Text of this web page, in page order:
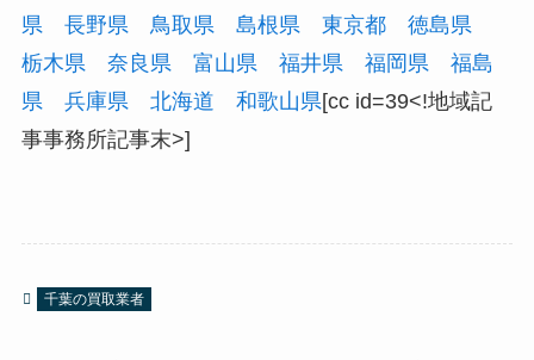
県
長野県 鳥取県 島根県 東京都
徳島県
栃木県
奈良県 富山県 福井県 福岡県
福島
県
兵庫県 北海道 和歌山県[cc id=39<!地域記
事事務所記事末>]
千葉の買取業者